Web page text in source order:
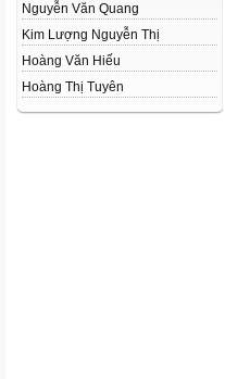
Nguyễn Văn Quang
Kim Lượng Nguyễn Thị
Hoàng Văn Hiếu
Hoàng Thị Tuyên